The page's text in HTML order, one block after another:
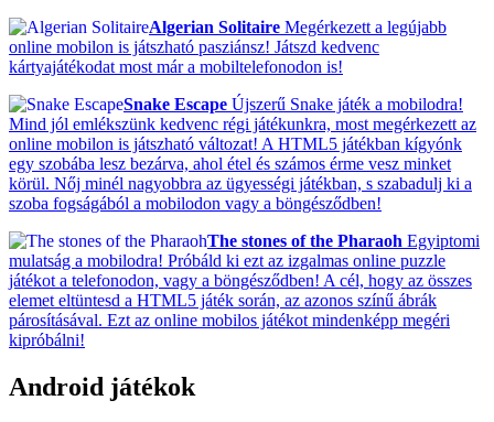
Algerian Solitaire Megérkezett a legújabb
online mobilon is játszható pasziánsz! Játszd kedvenc
kártyajátékodat most már a mobiltelefonodon is!
Snake Escape Újszerű Snake játék a mobilodra!
Mind jól emlékszünk kedvenc régi játékunkra, most megérkezett az
online mobilon is játszható változat! A HTML5 játékban kígyónk
egy szobába lesz bezárva, ahol étel és számos érme vesz minket
körül. Nőj minél nagyobbra az ügyességi játékban, s szabadulj ki a
szoba fogságából a mobilodon vagy a böngésződben!
The stones of the Pharaoh Egyiptomi
mulatság a mobilodra! Próbáld ki ezt az izgalmas online puzzle
játékot a telefonodon, vagy a böngésződben! A cél, hogy az összes
elemet eltüntesd a HTML5 játék során, az azonos színű ábrák
párosításával. Ezt az online mobilos játékot mindenképp megéri
kipróbálni!
Android játékok